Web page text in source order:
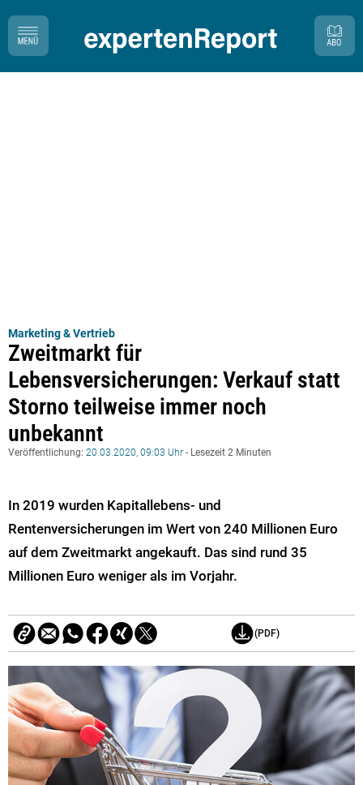
Marketing & Vertrieb
Zweitmarkt für
Lebensversicherungen: Verkauf statt
Storno teilweise immer noch
unbekannt
Veröffentlichung: 20.03.2020, 09:03 Uhr - Lesezeit 2 Minuten
In 2019 wurden Kapitallebens- und
Rentenversicherungen im Wert von 240 Millionen Euro
auf dem Zweitmarkt angekauft. Das sind rund 35
Millionen Euro weniger als im Vorjahr.
(PDF)